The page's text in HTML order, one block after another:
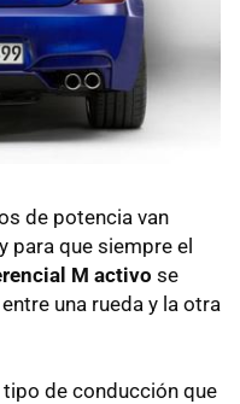
de potencia van
para que siempre el
M activo se
una rueda y la otra
de conducción que